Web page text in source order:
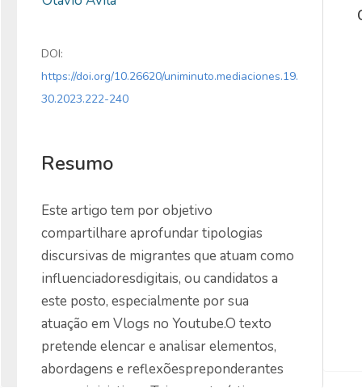
DOI:
https://doi.org/10.26620/uniminuto.mediaciones.19.
30.2023.222-240
Resumo
Este artigo tem por objetivo
compartilhare aprofundar tipologias
discursivas de migrantes que atuam como
influenciadoresdigitais, ou candidatos a
este posto, especialmente por sua
atuação em Vlogs no Youtube.O texto
pretende elencar e analisar elementos,
abordagens e reflexõespreponderantes